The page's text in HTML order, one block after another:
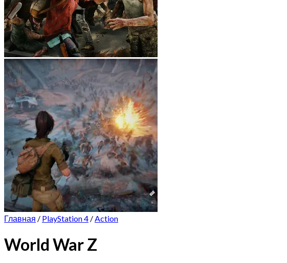
Главная / PlayStation 4 / Action
World War Z